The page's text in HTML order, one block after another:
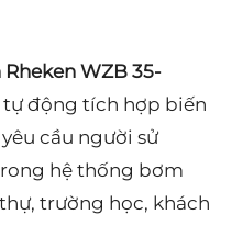
WZB 35-
động tích hợp biến
cầu người sử
hệ thống bơm
trường học, khách